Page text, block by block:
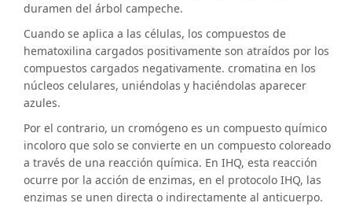
duramen del árbol campeche.
Cuando se aplica a las células, los compuestos de
hematoxilina cargados positivamente son atraídos por los
compuestos cargados negativamente. cromatina en los
núcleos celulares, uniéndolas y haciéndolas aparecer
azules.
Por el contrario, un cromógeno es un compuesto químico
incoloro que solo se convierte en un compuesto coloreado
a través de una reacción química. En IHQ, esta reacción
ocurre por la acción de enzimas, en el protocolo IHQ, las
enzimas se unen directa o indirectamente al anticuerpo.